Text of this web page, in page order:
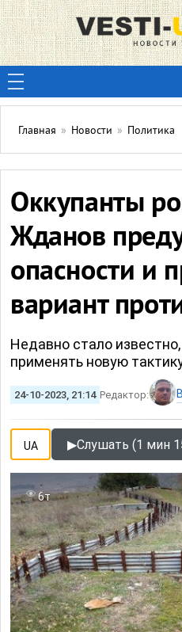
Главная » Новости » Политика
Оккупанты
Жданов
опасности и
вариант
Недавно стало
применять новую
24-10-2023, 21:14 Редактор:
UA ▶Слушать (1 мин
6т